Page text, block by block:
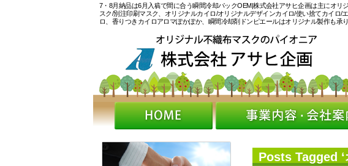
7・8月納品は6月入稿で間に合う瞬間冷却パックOEM|株式会社アサヒ企画は主にオ
スク/別注印刷マスク、オリジナルカイロ/オリジナルデザインカイロ/使い捨てカイロ
ロ、香りつきカイロアロマぽかぽか、瞬間冷却剤ドンピエールはオリジナル製作も承り
Posts Tagged ‘